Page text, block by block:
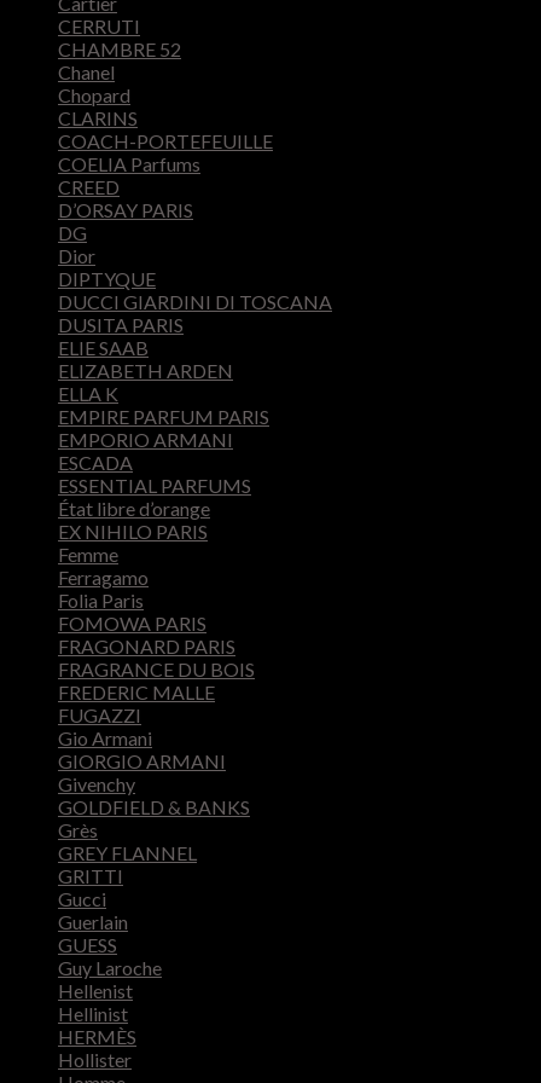
CERRUTI
CHAMBRE 52
Chanel
Chopard
CLARINS
COACH-PORTEFEUILLE
COELIA Parfums
CREED
D’ORSAY PARIS
DG
Dior
DIPTYQUE
DUCCI GIARDINI DI TOSCANA
DUSITA PARIS
ELIE SAAB
ELIZABETH ARDEN
ELLA K
EMPIRE PARFUM PARIS
EMPORIO ARMANI
ESCADA
ESSENTIAL PARFUMS
État libre d’orange
EX NIHILO PARIS
Femme
Ferragamo
Folia Paris
FOMOWA PARIS
FRAGONARD PARIS
FRAGRANCE DU BOIS
FREDERIC MALLE
FUGAZZI
Gio Armani
GIORGIO ARMANI
Givenchy
GOLDFIELD & BANKS
Grès
GREY FLANNEL
GRITTI
Gucci
Guerlain
GUESS
Guy Laroche
Hellenist
Hellinist
HERMÈS
Hollister